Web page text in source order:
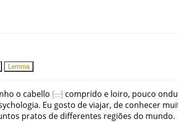
Lemma
o cabello comprido e loiro, pouco
. Eu gosto deviajar, de conhecer
pratos de differentes regiões do mundo.